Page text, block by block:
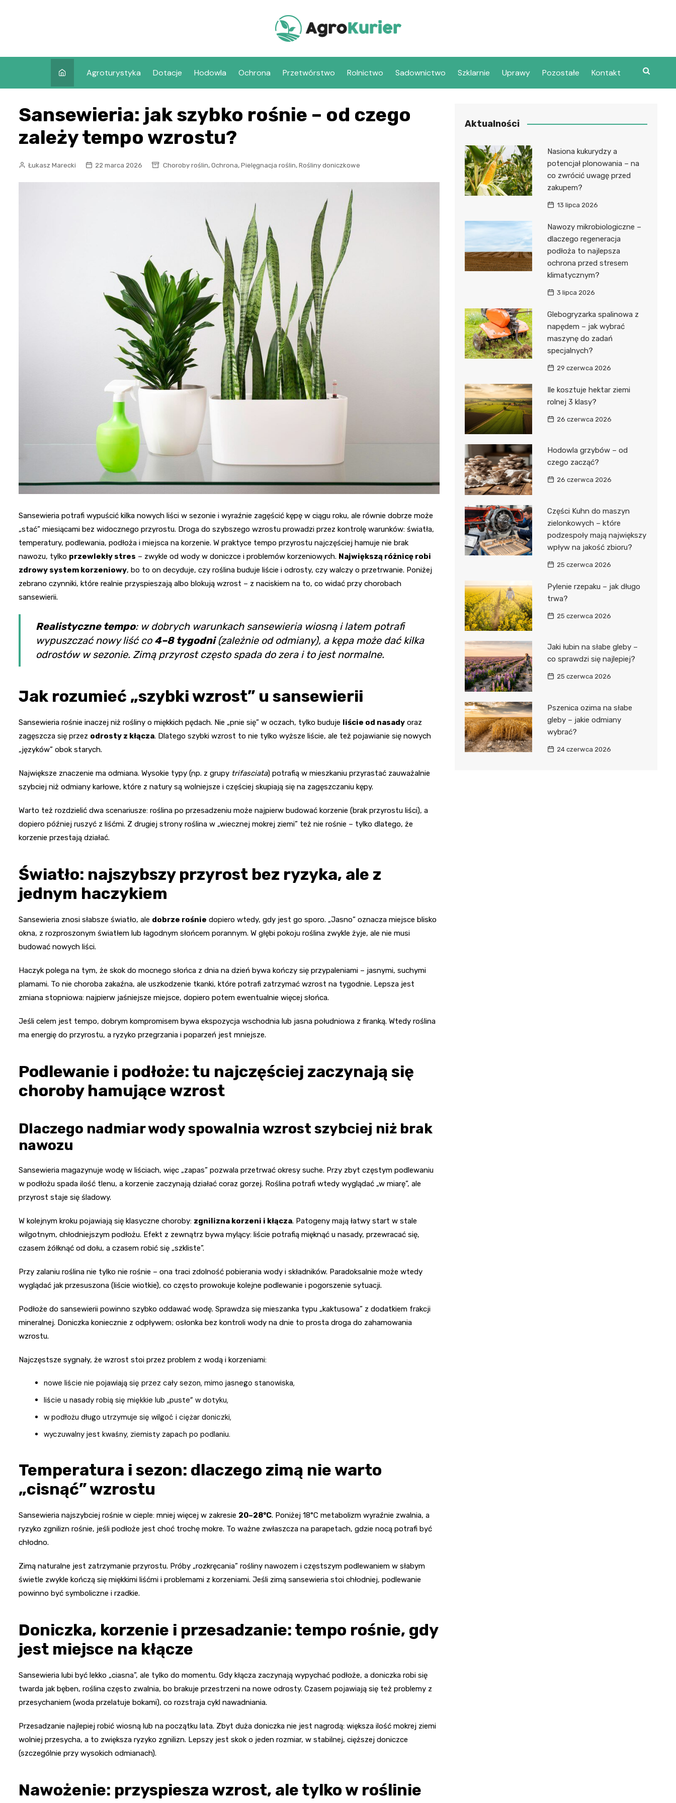
Agroturystyka Dotacje Hodowla Ochrona Przetwórstwo Rolnictwo Sadownictwo Szklarnie Uprawy Pozostałe Kontakt
Sansewieria: jak szybko rośnie – od czego
zależy tempo wzrostu?
Łukasz Marecki 22 marca 2026 Choroby roślin, Ochrona, Pielęgnacja roślin, Rośliny doniczkowe
Sansewieria potrafi wypuścić kilka nowych liści w sezonie i wyraźnie zagęścić kępę w ciągu roku, ale równie dobrze może
„stać” miesiącami bez widocznego przyrostu. Droga do szybszego wzrostu prowadzi przez kontrolę warunków: światła,
temperatury, podlewania, podłoża i miejsca na korzenie. W praktyce tempo przyrostu najczęściej hamuje nie brak
nawozu, tylko przewlekły stres – zwykle od wody w doniczce i problemów korzeniowych. Największą różnicę robi
zdrowy system korzeniowy, bo to on decyduje, czy roślina buduje liście i odrosty, czy walczy o przetrwanie. Poniżej
zebrano czynniki, które realnie przyspieszają albo blokują wzrost – z naciskiem na to, co widać przy chorobach
sansewierii.
Realistyczne tempo: w dobrych warunkach sansewieria wiosną i latem potrafi
wypuszczać nowy liść co 4–8 tygodni(zależnie od odmiany), a kępa może dać kilka
odrostów w sezonie. Zimą przyrost często spada do zera i to jest normalne.
Jak rozumieć „szybki wzrost” u sansewierii
Sansewieria rośnie inaczej niż rośliny o miękkich pędach. Nie „pnie się” w oczach, tylko buduje liście od nasady oraz
zagęszcza się przez odrosty z kłącza. Dlatego szybki wzrost to nie tylko wyższe liście, ale też pojawianie się nowych
„języków” obok starych.
Największe znaczenie ma odmiana. Wysokie typy (np. z grupy trifasciata) potrafią w mieszkaniu przyrastać zauważalnie
szybciej niż odmiany karłowe, które z natury są wolniejsze i częściej skupiają się na zagęszczaniu kępy.
Warto też rozdzielić dwa scenariusze: roślina po przesadzeniu może najpierw budować korzenie (brak przyrostu liści), a
dopiero później ruszyć z liśćmi. Z drugiej strony roślina w „wiecznej mokrej ziemi” też nie rośnie – tylko dlatego, że
korzenie przestają działać.
Światło: najszybszy przyrost bez ryzyka, ale z
jednym haczykiem
Sansewieria znosi słabsze światło, ale dobrze rośnie dopiero wtedy, gdy jest go sporo. „Jasno” oznacza miejsce blisko
okna, z rozproszonym światłem lub łagodnym słońcem porannym. W głębi pokoju roślina zwykle żyje, ale nie musi
budować nowych liści.
Haczyk polega na tym, że skok do mocnego słońca z dnia na dzień bywa kończy się przypaleniami – jasnymi, suchymi
plamami. To nie choroba zakaźna, ale uszkodzenie tkanki, które potrafi zatrzymać wzrost na tygodnie. Lepsza jest
zmiana stopniowa: najpierw jaśniejsze miejsce, dopiero potem ewentualnie więcej słońca.
Jeśli celem jest tempo, dobrym kompromisem bywa ekspozycja wschodnia lub jasna południowa z firanką. Wtedy roślina
ma energię do przyrostu, a ryzyko przegrzania i poparzeń jest mniejsze.
Podlewanie i podłoże: tu najczęściej zaczynają się
choroby hamujące wzrost
Dlaczego nadmiar wody spowalnia wzrost szybciej niż brak
nawozu
Sansewieria magazynuje wodę w liściach, więc „zapas” pozwala przetrwać okresy suche. Przy zbyt częstym podlewaniu
w podłożu spada ilość tlenu, a korzenie zaczynają działać coraz gorzej. Roślina potrafi wtedy wyglądać „w miarę”, ale
przyrost staje się śladowy.
W kolejnym kroku pojawiają się klasyczne choroby: zgnilizna korzeni i kłącza. Patogeny mają łatwy start w stale
wilgotnym, chłodniejszym podłożu. Efekt z zewnątrz bywa mylący: liście potrafią mięknąć u nasady, przewracać się,
czasem żółknąć od dołu, a czasem robić się „szkliste”.
Przy zalaniu roślina nie tylko nie rośnie – ona traci zdolność pobierania wody i składników. Paradoksalnie może wtedy
wyglądać jak przesuszona (liście wiotkie), co często prowokuje kolejne podlewanie i pogorszenie sytuacji.
Podłoże do sansewierii powinno szybko oddawać wodę. Sprawdza się mieszanka typu „kaktusowa” z dodatkiem frakcji
mineralnej. Doniczka koniecznie z odpływem; osłonka bez kontroli wody na dnie to prosta droga do zahamowania
wzrostu.
Najczęstsze sygnały, że wzrost stoi przez problem z wodą i korzeniami:
nowe liście nie pojawiają się przez cały sezon, mimo jasnego stanowiska,
liście u nasady robią się miękkie lub „puste” w dotyku,
w podłożu długo utrzymuje się wilgoć i ciężar doniczki,
wyczuwalny jest kwaśny, ziemisty zapach po podlaniu.
Temperatura i sezon: dlaczego zimą nie warto
„cisnąć” wzrostu
Sansewieria najszybciej rośnie w cieple: mniej więcej w zakresie 20–28°C. Poniżej 18°C metabolizm wyraźnie zwalnia, a
ryzyko zgnilizn rośnie, jeśli podłoże jest choć trochę mokre. To ważne zwłaszcza na parapetach, gdzie nocą potrafi być
chłodno.
Zimą naturalne jest zatrzymanie przyrostu. Próby „rozkręcania” rośliny nawozem i częstszym podlewaniem w słabym
świetle zwykle kończą się miękkimi liśćmi i problemami z korzeniami. Jeśli zimą sansewieria stoi chłodniej, podlewanie
powinno być symboliczne i rzadkie.
Doniczka, korzenie i przesadzanie: tempo rośnie, gdy
jest miejsce na kłącze
Sansewieria lubi być lekko „ciasna”, ale tylko do momentu. Gdy kłącza zaczynają wypychać podłoże, a doniczka robi się
twarda jak bęben, roślina często zwalnia, bo brakuje przestrzeni na nowe odrosty. Czasem pojawiają się też problemy z
przesychaniem (woda przelatuje bokami), co rozstraja cykl nawadniania.
Przesadzanie najlepiej robić wiosną lub na początku lata. Zbyt duża doniczka nie jest nagrodą: większa ilość mokrej ziemi
wolniej przesycha, a to zwiększa ryzyko zgnilizn. Lepszy jest skok o jeden rozmiar, w stabilnej, cięższej doniczce
(szczególnie przy wysokich odmianach).
Nawożenie: przyspiesza wzrost, ale tylko w roślinie
Aktualności
Nasiona kukurydzy a
potencjał plonowania – na
co zwrócić uwagę przed
zakupem?
13 lipca 2026
Nawozy mikrobiologiczne –
dlaczego regeneracja
podłoża to najlepsza
ochrona przed stresem
klimatycznym?
3 lipca 2026
Glebogryzarka spalinowa z
napędem – jak wybrać
maszynę do zadań
specjalnych?
29 czerwca 2026
Ile kosztuje hektar ziemi
rolnej 3 klasy?
26 czerwca 2026
Hodowla grzybów – od
czego zacząć?
26 czerwca 2026
Części Kuhn do maszyn
zielonkowych – które
podzespoły mają największy
wpływ na jakość zbioru?
25 czerwca 2026
Pylenie rzepaku – jak długo
trwa?
25 czerwca 2026
Jaki łubin na słabe gleby –
co sprawdzi się najlepiej?
25 czerwca 2026
Pszenica ozima na słabe
gleby – jakie odmiany
wybrać?
24 czerwca 2026